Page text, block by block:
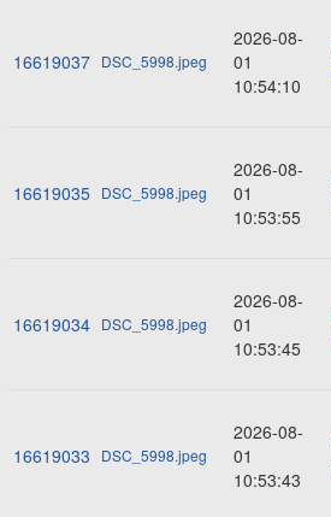
16619037 DSC_5998.jpeg
2026-08-
01
10:54:10
16619035 DSC_5998.jpeg
2026-08-
01
10:53:55
16619034 DSC_5998.jpeg
2026-08-
01
10:53:45
16619033 DSC_5998.jpeg
2026-08-
01
10:53:43